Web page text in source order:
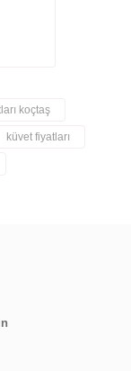
koçtaş
küvet fiyatları